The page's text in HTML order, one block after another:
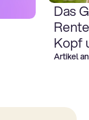
Das
Kopf
Artikel